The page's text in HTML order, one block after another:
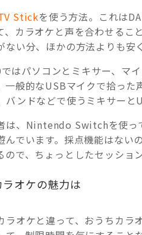
Stickを使う方法。これは
、カラオケと声を合わせるこ
ない分、ほかの方法よりも安
はパソコンとミキサー、マ
一般的なUSBマイクで拾った
バンドなどで使うミキサーと
は、Nintendo Switchを使っ
んでいます。採点機能はない
ので、ちょっとしたセッショ
オケの魅力は
ラオケと違って、おうちカラ